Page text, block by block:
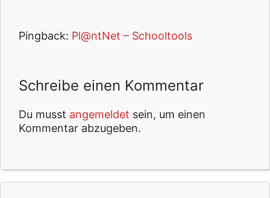
Pingback: Pl@ntNet – Schooltools
Schreibe einen Kommentar
Du musst angemeldet sein, um einen
Kommentar abzugeben.